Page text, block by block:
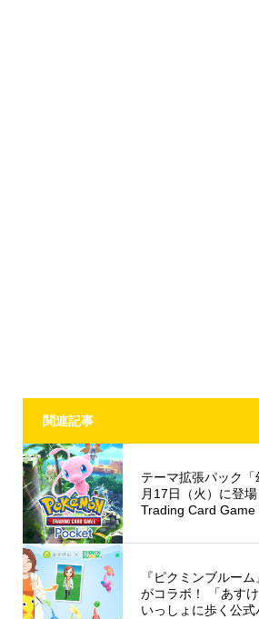
関連記事
テーマ拡張パック
月17日（火）に登
Trading Card Game
『ピクミンブルー
がコラボ！ 「あす
いっしょに歩く公式